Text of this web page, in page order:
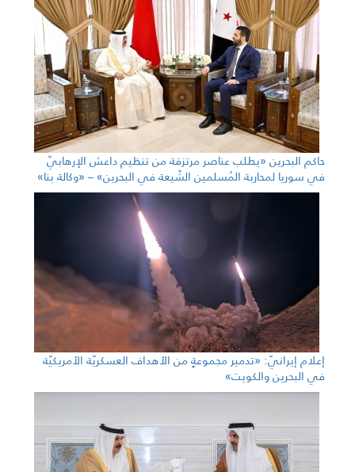
حاكم البحرين «يطلب عناصر مرتزقة من تنظيم داعش الإرهابيّ
في سوريا لمحاربة المُسلمين الشّيعة في البحرين» – «وكالة بنا»
إعلام إيرانيّ: «تدمير مجموعةٍ من الأهداف العسكريّة الأمريكيّة
في البحرين والكويت»